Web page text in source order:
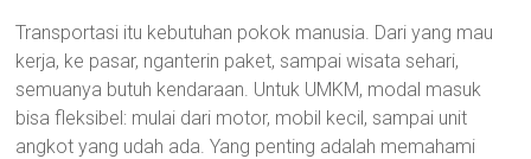
Transportasi itu kebutuhan pokok manusia. Dari yang mau
kerja, ke pasar, nganterin paket, sampai wisata sehari,
semuanya butuh kendaraan. Untuk UMKM, modal masuk
bisa fleksibel: mulai dari motor, mobil kecil, sampai unit
angkot yang udah ada. Yang penting adalah memahami